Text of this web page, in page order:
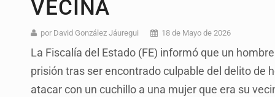
VECINA
por David González Jáuregui 18 de Mayo de 2026
La Fiscalía del Estado (FE) informó que un
prisión tras ser encontrado culpable del delito de
atacar con un cuchillo a una mujer que era su